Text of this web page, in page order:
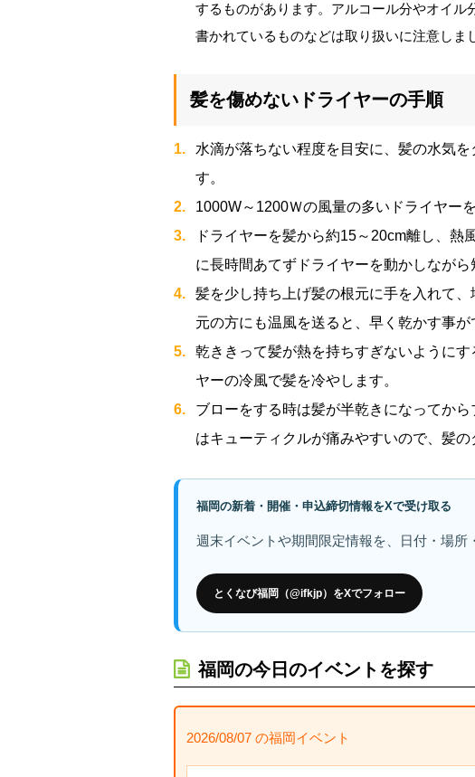
するものがあります。アルコール分やオイル
書かれているものなどは取り扱いに注意しま
髪を傷めないドライヤーの手順
水滴が落ちない程度を目安に、髪の水気
す。
1000W～1200Ｗの風量の多いドライヤーを
ドライヤーを髪から約15～20cm離し、熱
に長時間あてずドライヤーを動かしながら
髪を少し持ち上げ髪の根元に手を入れて
元の方にも温風を送ると、早く乾かす事が
乾ききって髪が熱を持ちすぎないように
ヤーの冷風で髪を冷やします。
ブローをする時は髪が半乾きになってか
はキューティクルが痛みやすいので、髪の
福岡の新着・開催・申込締切情報をXで受け取る
週末イベントや期間限定情報を、日付・場所
とくなび福岡（@ifkjp）をXでフォロー
福岡の今日のイベントを探す
2026/08/07 の福岡イベント